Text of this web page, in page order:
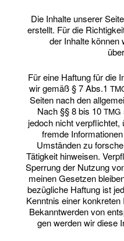
Die Inhal­te unse­rer
erstellt. Für die
der Inhal­te kön­nen
Für eine Haf­tung für die
wir gemäß § 7 Abs.1
Sei­ten nach den
Nach §§ 8 bis 10TMG
jedoch nicht ver­pflich­tet,
frem­de
Umstän­den zu
Tätig­keit hin­wei­sen.
Sper­rung der Nut­zung
mei­nen Geset­zen
be­züg­li­che Haf­tung ist
Kennt­nis einer
Bekannt­wer­den von
gen wer­den wir die­se